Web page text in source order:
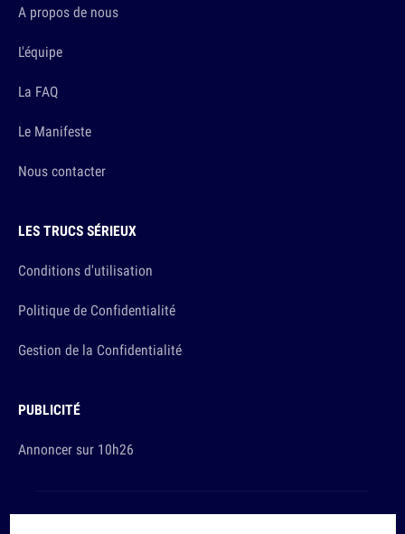
A propos de nous
L'équipe
La FAQ
Le Manifeste
Nous contacter
LES TRUCS SÉRIEUX
Conditions d'utilisation
Politique de Confidentialité
Gestion de la Confidentialité
PUBLICITÉ
Annoncer sur 10h26